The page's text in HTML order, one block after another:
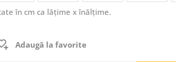
în cm ca lățime x înălțime.
Adaugă la favorite